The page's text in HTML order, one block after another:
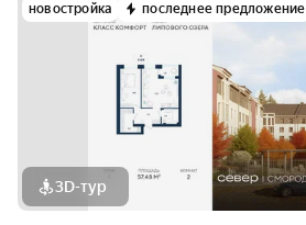
новостройка последнее предложение
3D-тур